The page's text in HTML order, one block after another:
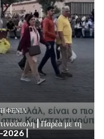
ΦΈΝΙΑ
| Παρέα με τη
2026 |